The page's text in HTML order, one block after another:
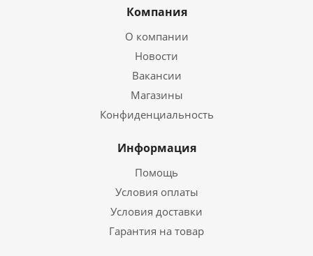
Компания
О компании
Новости
Вакансии
Магазины
Конфиденциальность
Информация
Помощь
Условия оплаты
Условия доставки
Гарантия на товар